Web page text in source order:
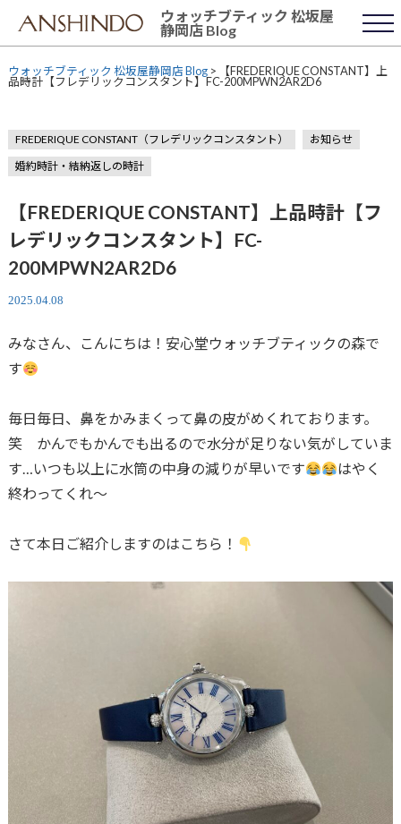
content
ウォッチブティック 松坂屋
静岡店 Blog
ウォッチブティック 松坂屋静岡店 Blog> 【FREDERIQUE CONSTANT】上
品時計【フレデリックコンスタント】FC-200MPWN2AR2D6
FREDERIQUE CONSTANT（フレデリックコンスタント）
お知らせ
婚約時計・結納返しの時計
【FREDERIQUE CONSTANT】上品時計【フ
レデリックコンスタント】FC-
200MPWN2AR2D6
2025.04.08
みなさん、こんにちは！安心堂ウォッチブティックの森で
す
毎日毎日、鼻をかみまくって鼻の皮がめくれております。
笑 かんでもかんでも出るので水分が足りない気がしていま
す…いつも以上に水筒の中身の減りが早いです
はやく
終わってくれ〜
さて本日ご紹介しますのはこちら！